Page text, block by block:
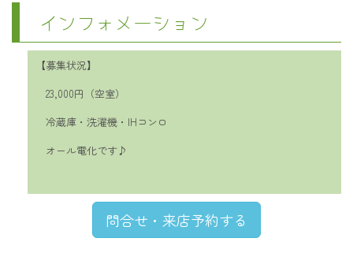
インフォメーション
【募集状況】
23,000円（空室）
冷蔵庫・洗濯機・IHコンロ
オール電化です♪
問合せ・来店予約する